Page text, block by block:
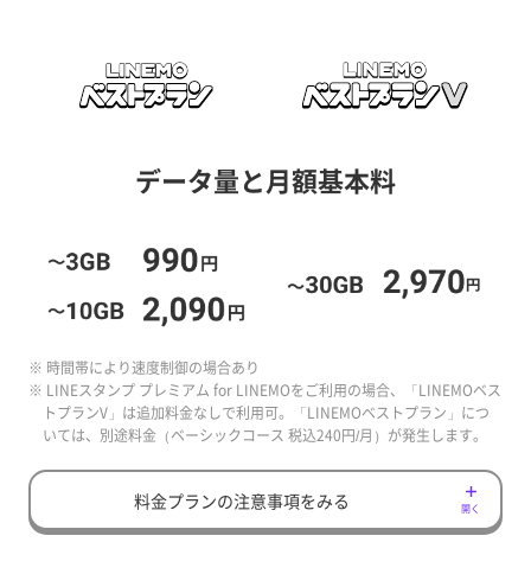
データ量と月額基本料
※ 時間帯により速度制御の場合あり
※ LINEスタンプ プレミアム for LINEMOをご利用の場合、「LINEMOベス
トプランV」は追加料金なしで利用可。「LINEMOベストプラン」につ
いては、別途料金（ベーシックコース 税込240円/月）が発生します。
料金プランの注意事項をみる 開く